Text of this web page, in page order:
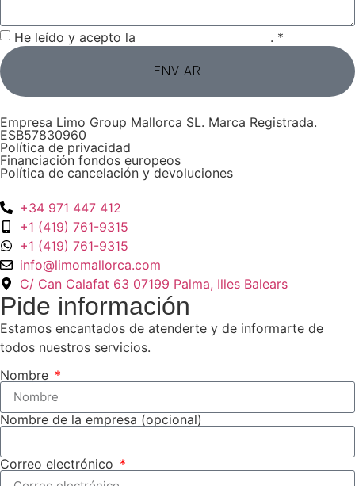
He leído y acepto la . *
ENVIAR
Empresa Limo Group Mallorca SL. Marca Registrada.
ESB57830960
Política de privacidad
Financiación fondos europeos
Política de cancelación y devoluciones
+34 971 447 412
+1 (419) 761-9315
+1 (419) 761-9315
info@limomallorca.com
C/ Can Calafat 63 07199 Palma, Illes Balears
Pide información
Estamos encantados de atenderte y de informarte de
todos nuestros servicios.
Nombre
Nombre de la empresa (opcional)
Correo electrónico